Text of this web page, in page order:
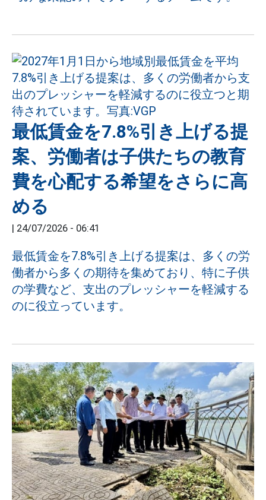
最低賃金を7.8%引き上げる提
案、労働者は子供たちの教育
費を心配する希望をさらに高
める
| 24/07/2026 - 06:41
最低賃金を7.8%引き上げる提案は、多くの労
働者から多くの期待を集めており、特に子供
の学費など、支出のプレッシャーを軽減する
のに役立っています。